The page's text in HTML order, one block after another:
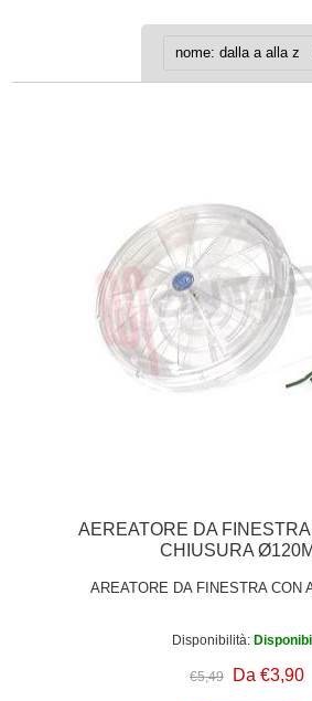
AEREATORE DA FINESTRA
CHIUSURA
AREATORE DA FINESTRA CON
Disponibilità:
€5,49 Da €3,90